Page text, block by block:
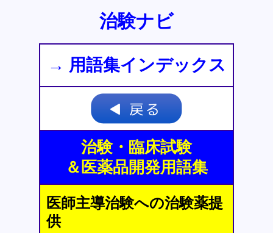
治験ナビ
→ 用語集インデックス
治験・臨床試験
＆医薬品開発用語集
医師主導治験への治験薬提
供